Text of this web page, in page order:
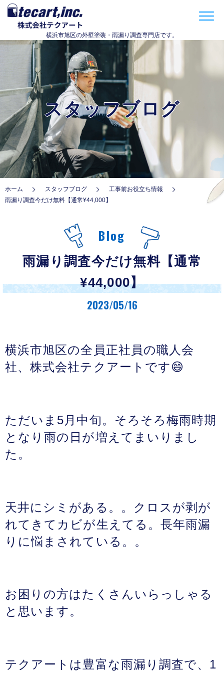
横浜市旭区の外壁塗装・雨漏り調査専門店です。
スタッフブログ
ホーム スタッフブログ
工事前お役立ち情報
雨漏り調査今だけ無料【通常¥44,000】
Blog
雨漏り調査今だけ無料【通常
¥44,000】
2023/05/16
横浜市旭区の全員正社員の職人会
社、株式会社テクアートです😄
ただいま5月中旬。そろそろ梅雨時期
となり雨の日が増えてまいりまし
た。
天井にシミがある。。クロスが剥が
れてきてカビが生えてる。長年雨漏
りに悩まされている。。
お困りの方はたくさんいらっしゃる
と思います。
テクアートは豊富な雨漏り調査で、1